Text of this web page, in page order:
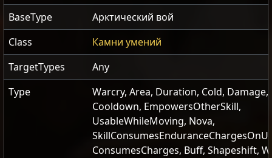
BaseType
Арктический вой
Class
Камни умений
TargetTypes
Any
Type
Warcry, Area, Duration, Cold, Damage,
Cooldown, EmpowersOtherSkill,
UsableWhileMoving, Nova,
ConsumesCharges, Buff, Shapeshift,